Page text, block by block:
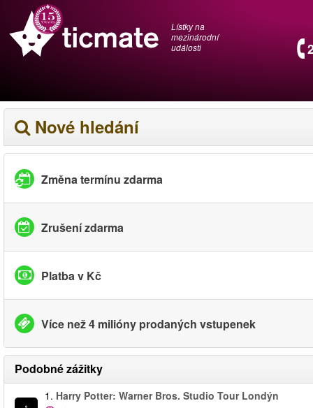
Lístky na
mezinárodní
události
Nové hledání
Změna termínu zdarma
Zrušení zdarma
Platba v Kč
Více než 4 milióny prodaných vstupenek
Podobné zážitky
1. Harry Potter: Warner Bros. Studio Tour Londýn